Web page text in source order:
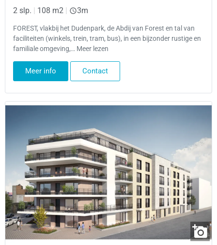
2 slp. | 108 m2 | 3m
FOREST, vlakbij het Dudenpark, de Abdij van Forest en tal van
faciliteiten (winkels, trein, tram, bus), in een bijzonder rustige en
familiale omgeving,… Meer lezen
Meer info Contact